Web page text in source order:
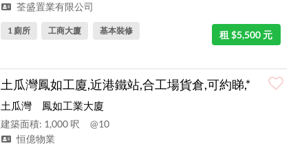
荃盛置業有限公司
租 $5,500 元
1 廁所 工商大廈 基本裝修
土瓜灣鳳如工廈,近港鐵站,合工場貨倉,可約睇,*
土瓜灣 鳳如工業大廈
建築面積: 1,000 呎
@10
恒億物業